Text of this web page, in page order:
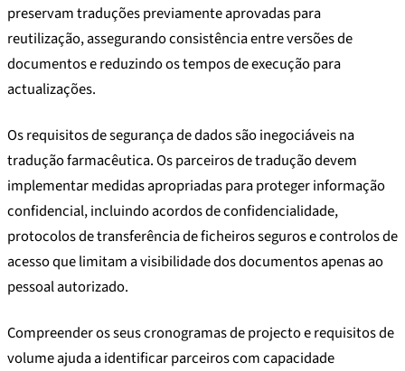
preservam traduções previamente aprovadas para
reutilização, assegurando consistência entre versões de
documentos e reduzindo os tempos de execução para
actualizações.
Os requisitos de segurança de dados são inegociáveis na
tradução farmacêutica. Os parceiros de tradução devem
implementar medidas apropriadas para proteger informação
confidencial, incluindo acordos de confidencialidade,
protocolos de transferência de ficheiros seguros e controlos de
acesso que limitam a visibilidade dos documentos apenas ao
pessoal autorizado.
Compreender os seus cronogramas de projecto e requisitos de
volume ajuda a identificar parceiros com capacidade